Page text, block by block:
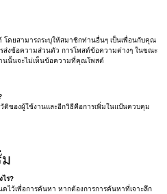
ดยสามารถระบุให้สมาชิกท่านอื่นๆ เป็นเพื่อนกับคุณ
ส่งข้อความส่วนตัว การโพสต์ข้อความต่างๆ ในขณะ
นนั้นจะไม่เห็นข้อความที่คุณโพสต์
ของผู้ใช้งานและอีกวิธีคือการเพิ่มในแป้นควบคุม
ไร?
ว้เพื่อการค้นหา หากต้องการการค้นหาที่เจาะลึก